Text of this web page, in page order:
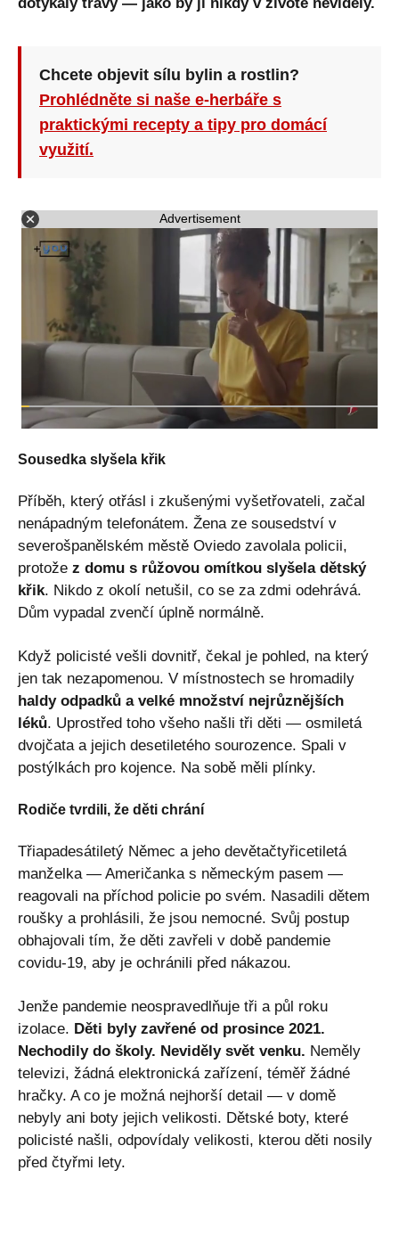
Chcete objevit sílu bylin a rostlin?
Prohlédněte si naše e-herbáře s
praktickými recepty a tipy pro domácí
využití.
Advertisement
Sousedka slyšela křik
Příběh, který otřásl i zkušenými vyšetřovateli, začal
nenápadným telefonátem. Žena ze sousedství v
severošpanělském městě Oviedo zavolala policii,
protože z domu s růžovou omítkou slyšela dětský
křik. Nikdo z okolí netušil, co se za zdmi odehrává.
Dům vypadal zvenčí úplně normálně.
Když policisté vešli dovnitř, čekal je pohled, na který
jen tak nezapomenou. V místnostech se hromadily
haldy odpadků a velké množství nejrůznějších
léků. Uprostřed toho všeho našli tři děti — osmiletá
dvojčata a jejich desetiletého sourozence. Spali v
postýlkách pro kojence. Na sobě měli plínky.
Rodiče tvrdili, že děti chrání
Třiapadesátiletý Němec a jeho devětačtyřicetiletá
manželka — Američanka s německým pasem —
reagovali na příchod policie po svém. Nasadili dětem
roušky a prohlásili, že jsou nemocné. Svůj postup
obhajovali tím, že děti zavřeli v době pandemie
covidu-19, aby je ochránili před nákazou.
Jenže pandemie neospravedlňuje tři a půl roku
izolace. Děti byly zavřené od prosince 2021.
Nechodily do školy. Neviděly svět venku. Neměly
televizi, žádná elektronická zařízení, téměř žádné
hračky. A co je možná nejhorší detail — v domě
nebyly ani boty jejich velikosti. Dětské boty, které
policisté našli, odpovídaly velikosti, kterou děti nosily
před čtyřmi lety.